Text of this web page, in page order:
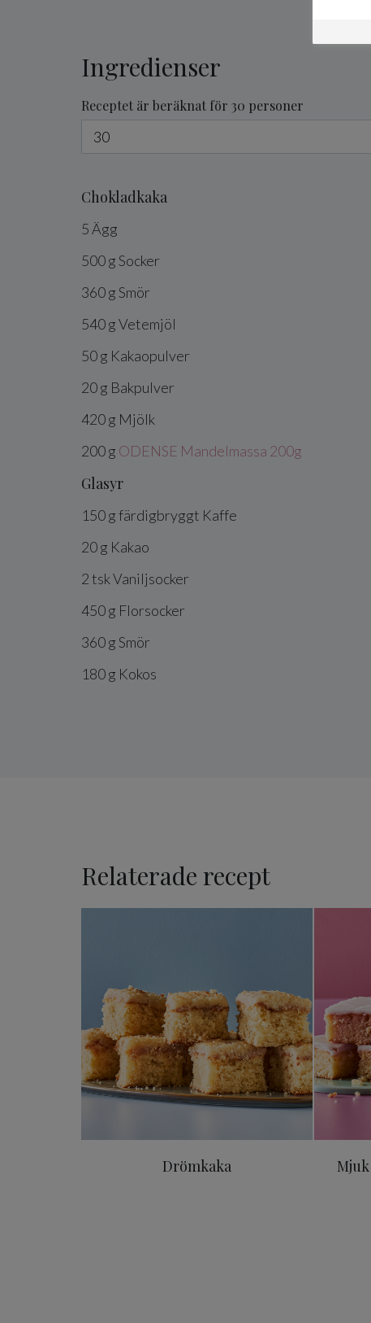
Ingredienser
Receptet är beräknat för 30 personer
Chokladkaka
5Ägg
500gSocker
360gSmör
540gVetemjöl
50g Kakaopulver
20g Bakpulver
420g Mjölk
200g ODENSE Mandelmassa 200g
Glasyr
150gfärdigbryggt Kaffe
20g Kakao
2tskVaniljsocker
450g Florsocker
360gSmör
180g Kokos
Relaterade recept
Drömkaka